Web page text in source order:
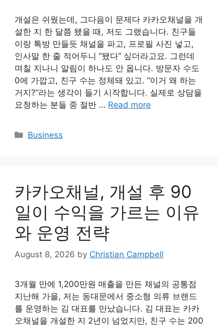
개설은 쉬웠는데, 그다음이 문제다 카카오채널을 개
설한 지 한 달쯤 됐을 때, 저도 그랬습니다. 친구들
이랑 톡방 만들듯 채널을 파고, 프로필 사진 넣고,
인사말 한 줄 적어두니 “됐다” 싶더라고요. 그런데
며칠 지나니 알림이 하나도 안 옵니다. 방문자 수도
0에 가깝고, 친구 수는 정체돼 있고. “이거 왜 하는
거지?”라는 생각이 들기 시작합니다. 실제로 상담을
요청하는 분들 중 절반 … Read more
Categories
Business
카카오채널, 개설 후 90
일이 수익을 가르는 이유
와 운영 전략
August 8, 2026 by Christian Campbell
3개월 만에 1,200만원 매출을 만든 채널의 공통점
지난해 가을, 저는 동대문에서 중소형 의류 브랜드
를 운영하는 김 대표를 만났습니다. 김 대표는 카카
오채널을 개설한 지 2년이 넘었지만, 친구 수는 200